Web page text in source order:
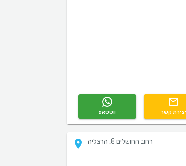
יצירת קשר ווטסאפ
רחוב החושלים 8, הרצליה